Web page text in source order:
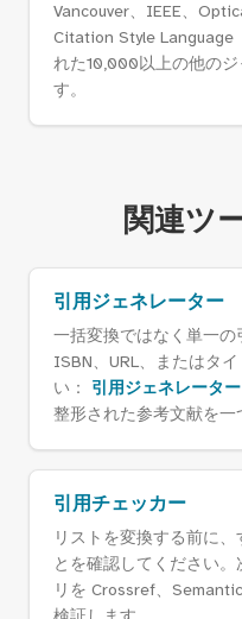
Vancouver、IEEE、
Citation Style Language
れた10,000以上の他の
す。
関連ツ
引用ジェネレーター
一括変換ではなく単一の
ISBN、URL、またはタ
い： 引用ジェネレーター
整形された参考文献を一
引用チェッカー
リストを変換する前に
とを確認してください。
リを Crossref、